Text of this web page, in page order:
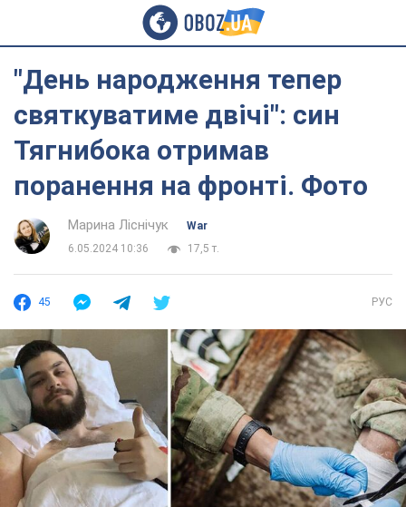
"День народження тепер
святкуватиме двічі": син
Тягнибока отримав
поранення на фронті. Фото
Марина Ліснічук
War
6.05.2024 10:36
17,5 т.
45 РУС